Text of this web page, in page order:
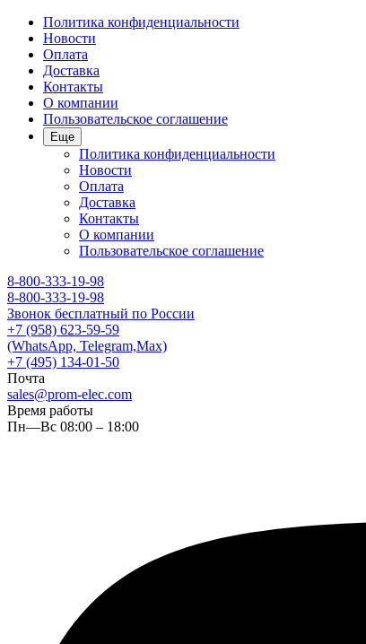
Политика конфиденциальности
Новости
Оплата
Доставка
Контакты
О компании
Пользовательское соглашение
Еще
Политика конфиденциальности
Новости
Оплата
Доставка
Контакты
О компании
Пользовательское соглашение
8-800-333-19-98
8-800-333-19-98
Звонок бесплатный по России
+7 (958) 623-59-59
(WhatsApp, Telegram,Max)
+7 (495) 134-01-50
Почта
sales@prom-elec.com
Время работы
Пн—Вс 08:00 – 18:00